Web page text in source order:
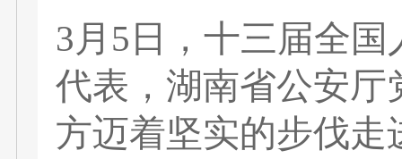
3月5日，十三届全
代表，湖南省公安
方迈着坚实的步伐